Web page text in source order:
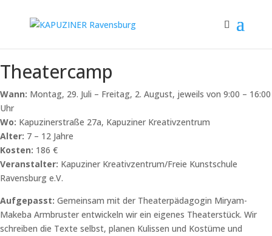
Theatercamp
Wann: Montag, 29. Juli – Freitag, 2. August, jeweils von 9:00 – 16:00
Uhr
Wo: Kapuzinerstraße 27a, Kapuziner Kreativzentrum
Alter: 7 – 12 Jahre
Kosten: 186 €
Veranstalter: Kapuziner Kreativzentrum/Freie Kunstschule
Ravensburg e.V.
Aufgepasst: Gemeinsam mit der Theaterpädagogin Miryam-
Makeba Armbruster entwickeln wir ein eigenes Theaterstück. Wir
schreiben die Texte selbst, planen Kulissen und Kostüme und